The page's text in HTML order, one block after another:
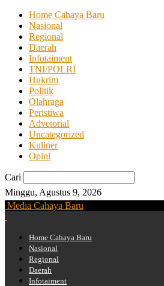
Home Cahaya Baru
Nasional
Regional
Daerah
Infotaiment
TNI/POLRI
Hukrim
Politik
Olahraga
Peristiwa
Advetorial
Uncategorized
Kuliner
Opini
Cari
Minggu, Agustus 9, 2026
Media Cahaya Baru
Home Cahaya Baru
Nasional
Regional
Daerah
Infotaiment